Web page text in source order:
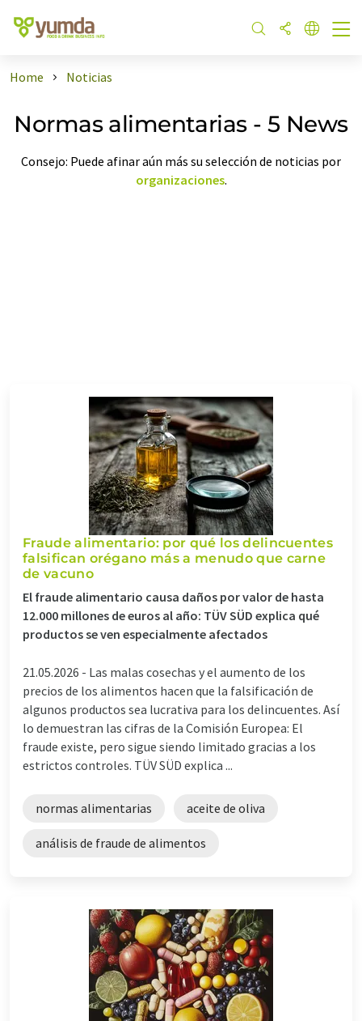
Home Noticias
Normas alimentarias - 5 News
Consejo: Puede afinar aún más su selección de noticias por
organizaciones.
Fraude alimentario: por qué los delincuentes
falsifican orégano más a menudo que carne
de vacuno
El fraude alimentario causa daños por valor de hasta
12.000 millones de euros al año: TÜV SÜD explica qué
productos se ven especialmente afectados
21.05.2026 - Las malas cosechas y el aumento de los
precios de los alimentos hacen que la falsificación de
algunos productos sea lucrativa para los delincuentes. Así
lo demuestran las cifras de la Comisión Europea: El
fraude existe, pero sigue siendo limitado gracias a los
estrictos controles. TÜV SÜD explica ...
normas alimentarias aceite de oliva
análisis de fraude de alimentos